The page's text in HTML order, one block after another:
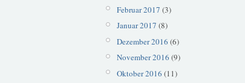
Februar 2017 (3)
Januar 2017 (8)
Dezember 2016 (6)
November 2016 (9)
Oktober 2016 (11)